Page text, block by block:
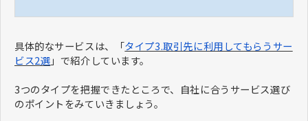
具体的なサービスは、「タイプ3.取引先に利用してもらうサー
ビス2選」で紹介しています。
3つのタイプを把握できたところで、自社に合うサービス選び
のポイントをみていきましょう。